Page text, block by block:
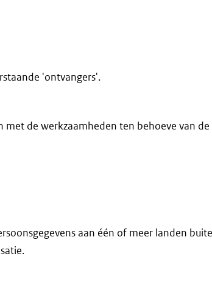
'ontvangers'.
met de werkzaamheden ten behoeve van
aan één of meer landen